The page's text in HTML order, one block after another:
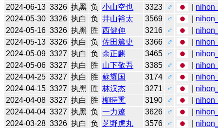
2024-06-13 3326 执黑 负 小山空也 3323 ♂
2024-05-30 3326 执白 负 井山裕太 3569 ♂
2024-05-16 3326 执黑 胜 西健伸 3216 ♂
2024-05-13 3326 执白 负 佐田篤史 3366 ♂
2024-05-09 3327 执白 负 余正麒 3465 ♂
2024-05-06 3327 执白 胜 山下敬吾 3385 ♂
2024-04-25 3327 执白 胜 蘇耀国 3174 ♂
2024-04-15 3327 执黑 胜 林汉杰 3271 ♂
2024-04-08 3327 执白 胜 柳時熏 3190 ♂
2024-04-04 3327 执黑 负 一力遼 3626 ♂
2024-03-28 3326 执白 负 芝野虎丸 3576 ♂